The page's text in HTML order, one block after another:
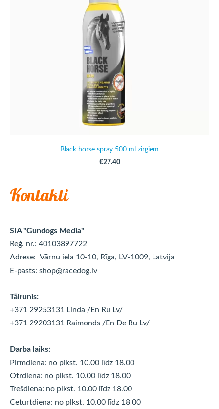
Kontakti
SIA "Gundogs Media"
Reģ. nr.: 40103897722
Adrese: Vārnu iela 10-10, Rīga, LV-1009, Latvija
E-pasts: shop@racedog.lv
Tālrunis:
+371 29253131 Linda /En Ru Lv/
+371 29203131 Raimonds/En De Ru Lv/
Darba laiks:
Pirmdiena: no plkst. 10.00 līdz 18.00
Otrdiena: no plkst. 10.00 līdz 18.00
Trešdiena: no plkst. 10.00 līdz 18.00
Ceturtdiena: no plkst. 10.00 līdz 18.00
Black horse spray 500 ml zirgiem
€27.40